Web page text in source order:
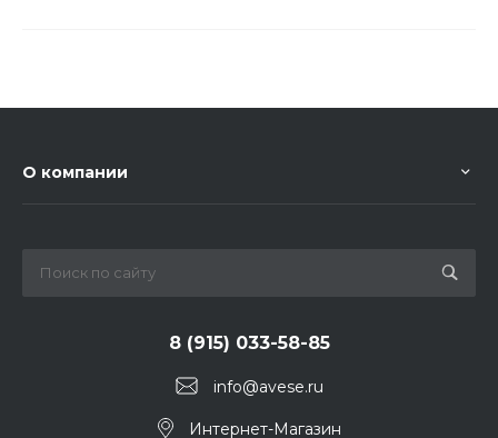
О компании
info@avese.ru
8 (915) 033-58-85
Интернет-Магазин